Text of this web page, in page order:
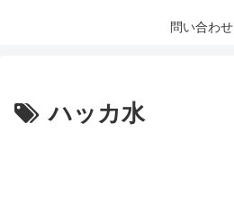
問い合わせ
ハッカ水